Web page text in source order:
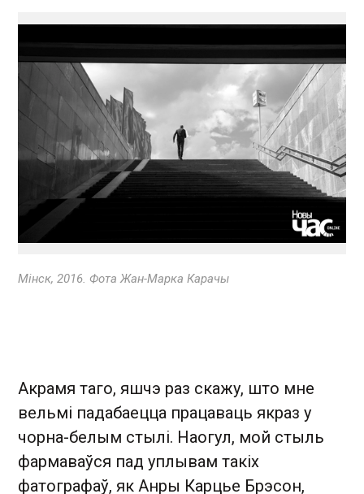
Мінск, 2016. Фота Жан-Марка Карачы
Акрамя таго, яшчэ раз скажу, што мне
вельмі падабаецца працаваць якраз у
чорна-белым стылі. Наогул, мой стыль
фармаваўся пад уплывам такіх
фатографаў, як Анры Карцье Брэсон,